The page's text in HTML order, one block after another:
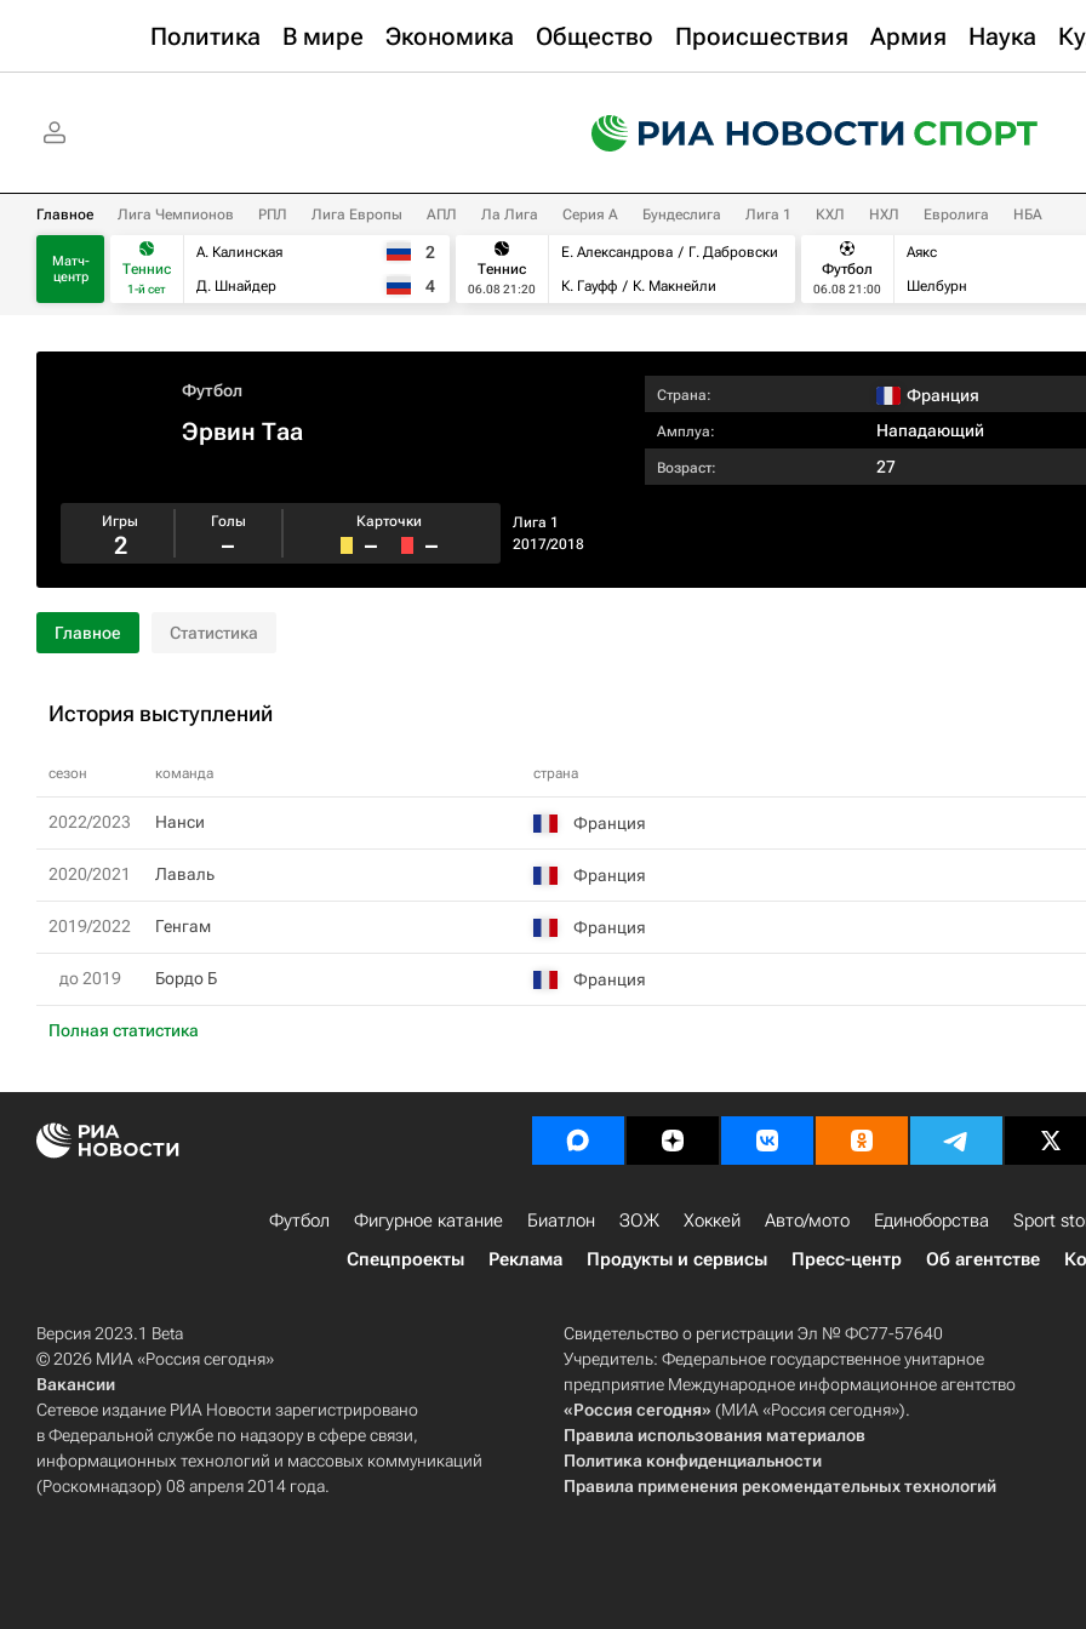
Политика В мире Экономика Общество Происшествия Армия Наука
Главное Лига Чемпионов РПЛ Лига Европы АПЛ Ла Лига Серия А Бундеслига Лига 1 КХЛ НХЛ Евролига НБА
Матч-
центр
Теннис
1-й сет
А. Калинская
Д. Шнайдер
2
4
Теннис
06.08 21:20
Е. Александрова
Г. Дабровски
К. Гауфф
К. Макнейли
Футбол
06.08 21:00
Аякс
Шелбурн
Футбол
Эрвин Таа
Лига 1
2017/2018
Игры
2
Голы
–
Карточки
– –
Страна: Франция
Амплуа: Нападающий
Возраст: 27
Главное Статистика
История выступлений
сезон команда страна
Полная статистика
2022/2023 Нанси Франция
2020/2021 Лаваль Франция
2019/2022 Генгам Франция
до 2019 Бордо Б Франция
Футбол Фигурное катание Биатлон ЗОЖ Хоккей Авто/мото Единоборства Sport
Спецпроекты
Реклама Продукты и сервисы Пресс-центр Об агентстве
Версия 2023.1 Beta
© 2026 МИА «Россия сегодня»
Вакансии
Сетевое издание РИА Новости зарегистрировано
в Федеральной службе по надзору в сфере связи,
информационных технологий и массовых коммуникаций
(Роскомнадзор) 08 апреля 2014 года.
Свидетельство о регистрации Эл № ФС77-57640
Учредитель: Федеральное государственное унитарное
предприятие Международное информационное агентство
«Россия сегодня» (МИА «Россия сегодня»).
Правила использования материалов
Политика конфиденциальности
Правила применения рекомендательных технологий